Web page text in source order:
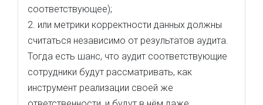
соответствующее);
2. или метрики корректности данных должны
считаться независимо от результатов аудита.
Тогда есть шанс, что аудит соответствующие
сотрудники будут рассматривать, как
инструмент реализации своей же